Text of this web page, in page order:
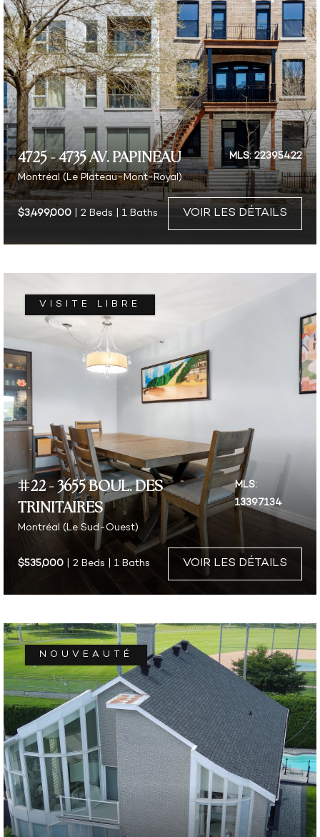
MLS: 22395422
4725 - 4735 AV. PAPINEAU
Montréal (Le Plateau-Mont-Royal)
$3,499,000 | 2 Beds | 1 Baths VOIR LES DÉTAILS
VISITE LIBRE
MLS:
13397134
#22 - 3655 BOUL. DES
TRINITAIRES
Montréal (Le Sud-Ouest)
$535,000 | 2 Beds | 1 Baths VOIR LES DÉTAILS
NOUVEAUTÉ